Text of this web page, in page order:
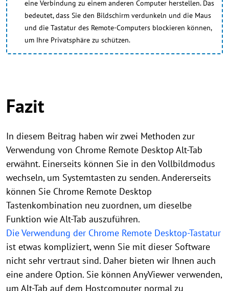
eine Verbindung zu einem anderen Computer herstellen. Das
bedeutet, dass Sie den Bildschirm verdunkeln und die Maus
und die Tastatur des Remote-Computers blockieren können,
um Ihre Privatsphäre zu schützen.
Fazit
In diesem Beitrag haben wir zwei Methoden zur
Verwendung von Chrome Remote Desktop Alt-Tab
erwähnt. Einerseits können Sie in den Vollbildmodus
wechseln, um Systemtasten zu senden. Andererseits
können Sie Chrome Remote Desktop
Tastenkombination neu zuordnen, um dieselbe
Funktion wie Alt-Tab auszuführen.
Die Verwendung der Chrome Remote Desktop-Tastatur
ist etwas kompliziert, wenn Sie mit dieser Software
nicht sehr vertraut sind. Daher bieten wir Ihnen auch
eine andere Option. Sie können AnyViewer verwenden,
um Alt-Tab auf dem Hostcomputer normal zu